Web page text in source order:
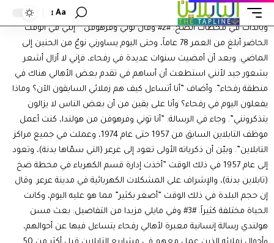
Aa
مشاريع خط التابلاين التابعة لشركة أرامكو، وتخصّص في إدارة الكهرباء
وبالذات في محطات الضخ. #2# وقال توني وفرهوفن ” إنني في الوقت
الحاضر أبلغ من العمر 78 عاماً، وحتى اليوم يساورني نوعٌ من الحنين إلى
الماضي. وبعد أن أمضيت سنوات عديدة في رفحاء، فإني لا أزال أشعر
بشعور جيد لأنني استطعت أن أساهم في تقدم بعض الأهالي هناك في
منطقة رفحاء”. وأضاف ”أنا أتساءل كيف هم زملائي السابقون الآن؟ وماذا
يفعلون اليوم في رفحاء؟ وأنا على يقين من أن بعض الناس لا يزالون
يتذكرونني”. وجاء في الرسالة: ”أنا توني وفرهوفن من هولندا، كنت أعمل
موظف التابلاين السابق من 1957 حتى عام 1974، وعملت في جميع مراكز
التابلاين”. وبيّن أن ذكرياته الأولى تعود إلى عرعر (التي سمّاها بدنة)، وتعود
إلى عام 1957 في ذلك الوقت ”أخذت إدارة قسم الكهرباء في محطة ضخ
(تابلاين بدنة)، والإشراف على المشكلات الكهربائية في مدينة عرعر. وقال
إن حجم البلدة في ذلك الوقت ”أصغر بكثير” مما هو عليه اليوم، وكانت
الحياة مختلفة كثيراً. #3# وفي مايلي مزيدا من التفاصيل: بعث مسن
هولندي رسالة إنسانية معبرة لأهالي رفحاء يتساءل فيها عن أحوالهم،